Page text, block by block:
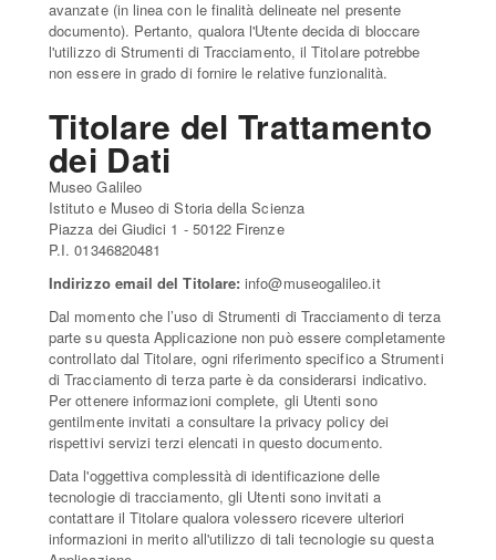
avanzate (in linea con le finalità delineate nel presente
documento). Pertanto, qualora l'Utente decida di bloccare
l'utilizzo di Strumenti di Tracciamento, il Titolare potrebbe
non essere in grado di fornire le relative funzionalità.
Titolare del Trattamento
dei Dati
Museo Galileo
Istituto e Museo di Storia della Scienza
Piazza dei Giudici 1 - 50122 Firenze
P.I. 01346820481
Indirizzo email del Titolare: info@museogalileo.it
Dal momento che l’uso di Strumenti di Tracciamento di terza
parte su questa Applicazione non può essere completamente
controllato dal Titolare, ogni riferimento specifico a Strumenti
di Tracciamento di terza parte è da considerarsi indicativo.
Per ottenere informazioni complete, gli Utenti sono
gentilmente invitati a consultare la privacy policy dei
rispettivi servizi terzi elencati in questo documento.
Data l'oggettiva complessità di identificazione delle
tecnologie di tracciamento, gli Utenti sono invitati a
contattare il Titolare qualora volessero ricevere ulteriori
informazioni in merito all'utilizzo di tali tecnologie su questa